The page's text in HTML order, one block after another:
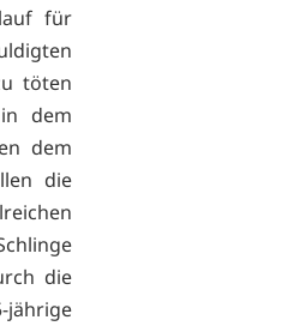
für
töten
dem
dem
die
die
jährige